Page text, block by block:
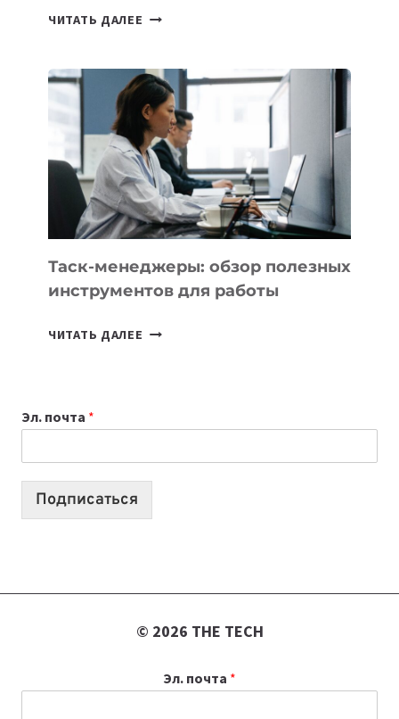
ЧИТАТЬ ДАЛЕЕ ИИ-
БИЗНЕСА:
КАКИЕ
3
ЗАДАЧИ
ЕМУ
МОЖНО
ПОРУЧИТЬ
УЖЕ
СЕГОДНЯ
Таск-менеджеры: обзор полезных
инструментов для работы
ЧИТАТЬ ДАЛЕЕ ТАСК-
РАБОТЫ
Эл. почта *
Подписаться
© 2026 THE TECH
Эл. почта *